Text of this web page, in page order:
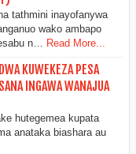
tathmini inayofanywa
wako ambapo
n… Read More...
KUWEKEZA PESA
INGAWA WANAJUA
hutegemea kupata
anataka biashara au